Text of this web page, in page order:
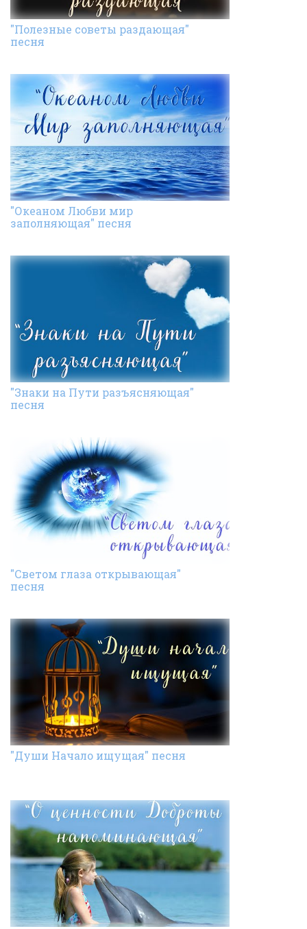
"Полезные советы раздающая"
песня
"Океаном Любви мир
заполняющая" песня
"Знаки на Пути разъясняющая"
песня
"Светом глаза открывающая"
песня
"Души Начало ищущая" песня